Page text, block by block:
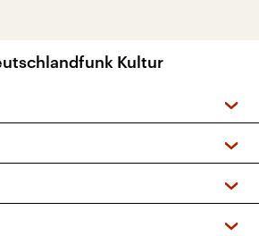
Kultur
Podcasts
Kinderprogramm
+ DAB+)